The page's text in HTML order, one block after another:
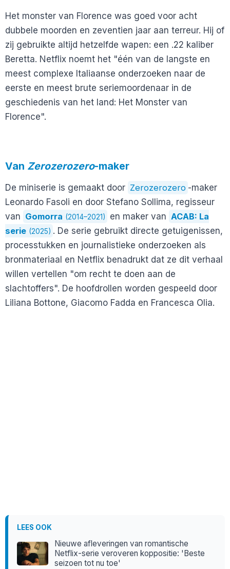
Het monster van Florence was goed voor acht
dubbele moorden en zeventien jaar aan terreur. Hij of
zij gebruikte altijd hetzelfde wapen: een .22 kaliber
Beretta. Netflix noemt het "één van de langste en
meest complexe Italiaanse onderzoeken naar de
eerste en meest brute seriemoordenaar in de
geschiedenis van het land: Het Monster van
Florence".
Van Zerozerozero-maker
De miniserie is gemaakt door Zerozerozero -maker
Leonardo Fasoli en door Stefano Sollima, regisseur
van Gomorra (2014–2021) en maker van ACAB: La
serie (2025) . De serie gebruikt directe getuigenissen,
processtukken en journalistieke onderzoeken als
bronmateriaal en Netflix benadrukt dat ze dit verhaal
willen vertellen "om recht te doen aan de
slachtoffers". De hoofdrollen worden gespeeld door
Liliana Bottone, Giacomo Fadda en Francesca Olia.
LEES OOK
Nieuwe afleveringen van romantische
Netflix-serie veroveren koppositie: 'Beste
seizoen tot nu toe'